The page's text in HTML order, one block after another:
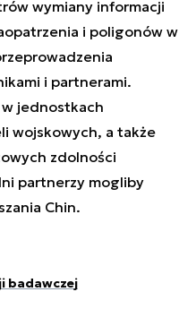
wymiany informacji
i poligonów w
i partnerami.
jednostkach
wojskowych, a także
zdolności
partnerzy mogliby
Chin.
badawczej